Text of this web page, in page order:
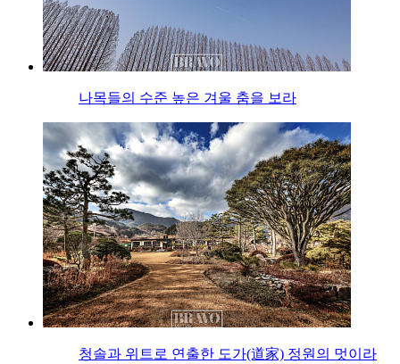
나목들의 수준 높은 겨울 춤을 보라
청솔과 위트로 연출한 도가(道家) 정원의 멋이라